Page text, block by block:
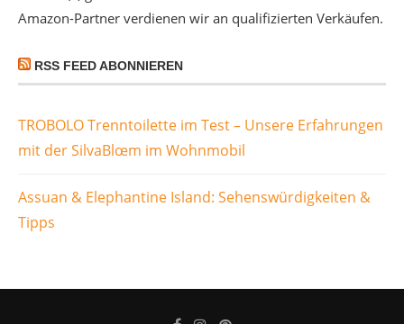
Amazon-Partner verdienen wir an qualifizierten Verkäufen.
RSS FEED ABONNIEREN
TROBOLO Trenntoilette im Test – Unsere Erfahrungen
mit der SilvaBlœm im Wohnmobil
Assuan & Elephantine Island: Sehenswürdigkeiten &
Tipps